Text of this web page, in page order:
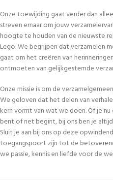
Onze toewijding gaat verder dan
streven ernaar om jouw
hoogte te houden van de nieuwste
Lego. We begrijpen dat verzamelen
gaat om het creëren van
ontmoeten van gelijkgestemde
Onze missie is om de
We geloven dat het delen van
kern vormt van wat we doen. Of je
bent of net begint, bij ons ben je
Sluit je aan bij ons op deze
toegangspoort zijn tot de
we passie, kennis en liefde voor de